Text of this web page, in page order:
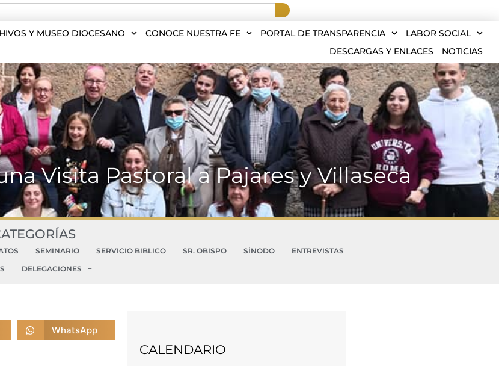
Y MUSEO DIOCESANO CONOCE NUESTRA FE PORTAL DE TRANSPARENCIA
LABOR SOCIAL
DESCARGAS Y ENLACES
NOTICIAS
Visita Pastoral a Pajares y Villaseca
SEMINARIO SERVICIO BIBLICO SR. OBISPO SÍNODO
ENTREVISTAS
DELEGACIONES
WhatsApp
CALENDARIO